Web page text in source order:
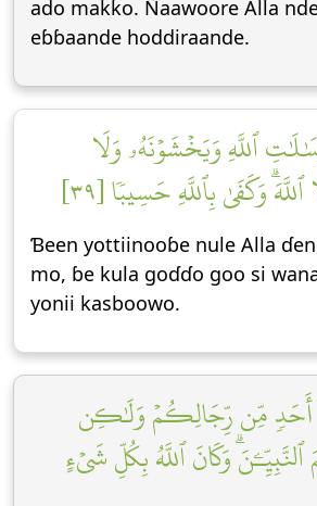
ado makko. Ñaawoore Alla
eɓɓaande hoddiraande.
ٱللَّهِ وَيَخۡشَوۡنَهُۥ وَلَا
وَكَفَىٰ بِٱللَّهِ حَسِيبٗا [٣٩]
Ɓeen yottiinooɓe nule Alla
mo, ɓe kula goɗɗo goo si
yonii kasboowo.
أَحَدٖ مِّن رِّجَالِكُمۡ وَلَٰكِن
وَكَانَ ٱللَّهُ بِكُلِّ شَيۡءٍ